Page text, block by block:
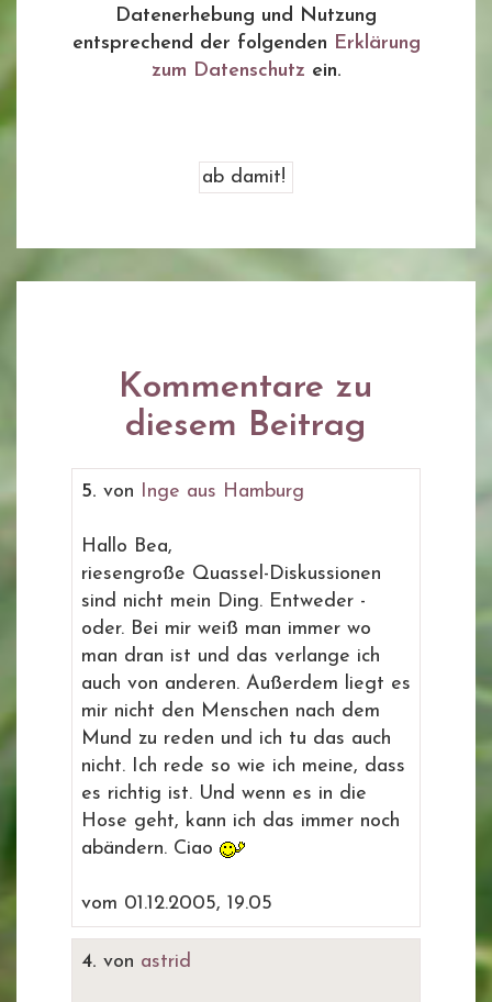
Datenerhebung und Nutzung
entsprechend der folgenden Erklärung
zum Datenschutz ein.
Kommentare zu
diesem Beitrag
5. von Inge aus Hamburg
Hallo Bea,
riesengroße Quassel-Diskussionen
sind nicht mein Ding. Entweder -
oder. Bei mir weiß man immer wo
man dran ist und das verlange ich
auch von anderen. Außerdem liegt es
mir nicht den Menschen nach dem
Mund zu reden und ich tu das auch
nicht. Ich rede so wie ich meine, dass
es richtig ist. Und wenn es in die
Hose geht, kann ich das immer noch
abändern. Ciao
vom 01.12.2005, 19.05
4. von astrid